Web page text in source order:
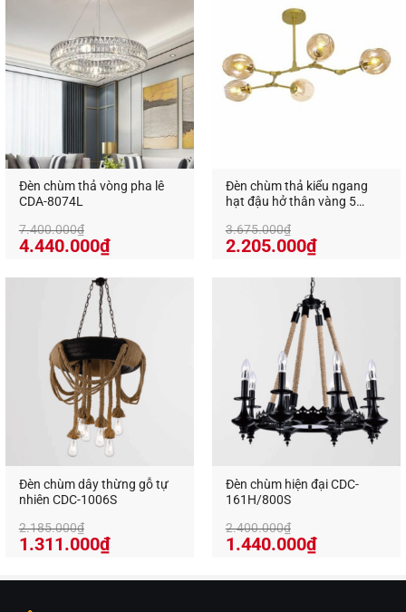
8.340.000₫.
Đèn chùm thả vòng pha lê
CDA-8074L
7.400.000₫
Giá
là:
7.400.000₫.
4.440.000₫Giá
hiện
tại
là:
4.440.000₫.
Đèn chùm thả kiểu ngang
hạt đậu hở thân vàng 5
3.675.000₫
Giá
3.675.000₫.
2.205.000₫Giá
hiện
tại
là:
Đèn chùm dây thừng gỗ tự
nhiên CDC-1006S
2.185.000₫
Giá
là:
1.311.000₫Giá
hiện
tại
Đèn chùm hiện đại CDC-
161H/800S
2.400.000₫
Giá
là:
1.440.000₫Giá
hiện
tại